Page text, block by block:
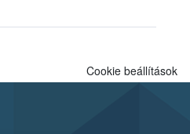
Cookie beállítások